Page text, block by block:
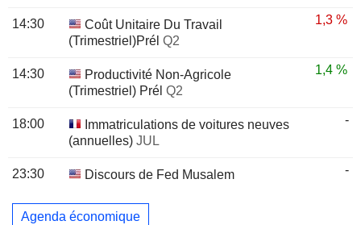
14:30
Coût Unitaire Du Travail
(Trimestriel)Prél Q2
1,3 %
14:30
Productivité Non-Agricole
(Trimestriel) Prél Q2
1,4 %
18:00
Immatriculations de voitures neuves
(annuelles) JUL
-
23:30 Discours de Fed Musalem -
Agenda économique